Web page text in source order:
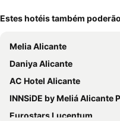
Estes hotéis também
Melia Alicante
Daniya Alicante
AC Hotel Alicante
INNSiDE by Meliá Alicante Porta Maris
Eurostars Lucentum